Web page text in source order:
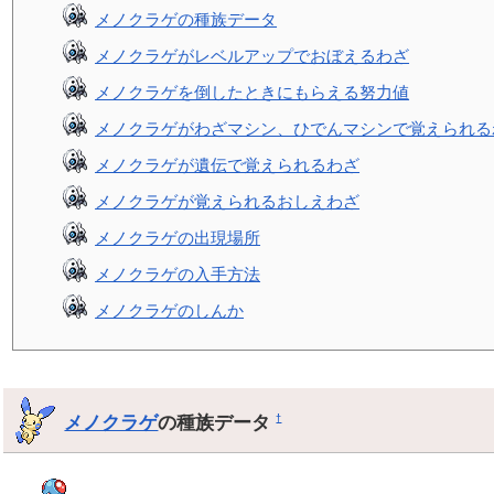
メノクラゲの種族データ
メノクラゲがレベルアップでおぼえるわざ
メノクラゲを倒したときにもらえる努力値
メノクラゲがわざマシン、ひでんマシンで覚えられ
メノクラゲが遺伝で覚えられるわざ
メノクラゲが覚えられるおしえわざ
メノクラゲの出現場所
メノクラゲの入手方法
メノクラゲのしんか
メノクラゲの種族データ†